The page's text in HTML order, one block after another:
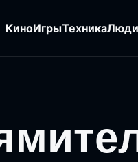
КиноИгрыТехникаЛюди